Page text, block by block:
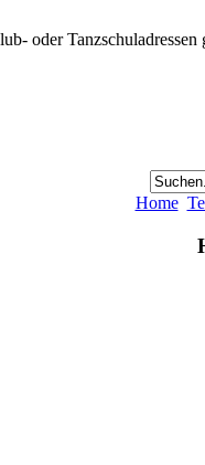
oder
Home